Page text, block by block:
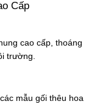
Cấp
cao cấp, thoáng
trường.
mẫu gối thêu hoa